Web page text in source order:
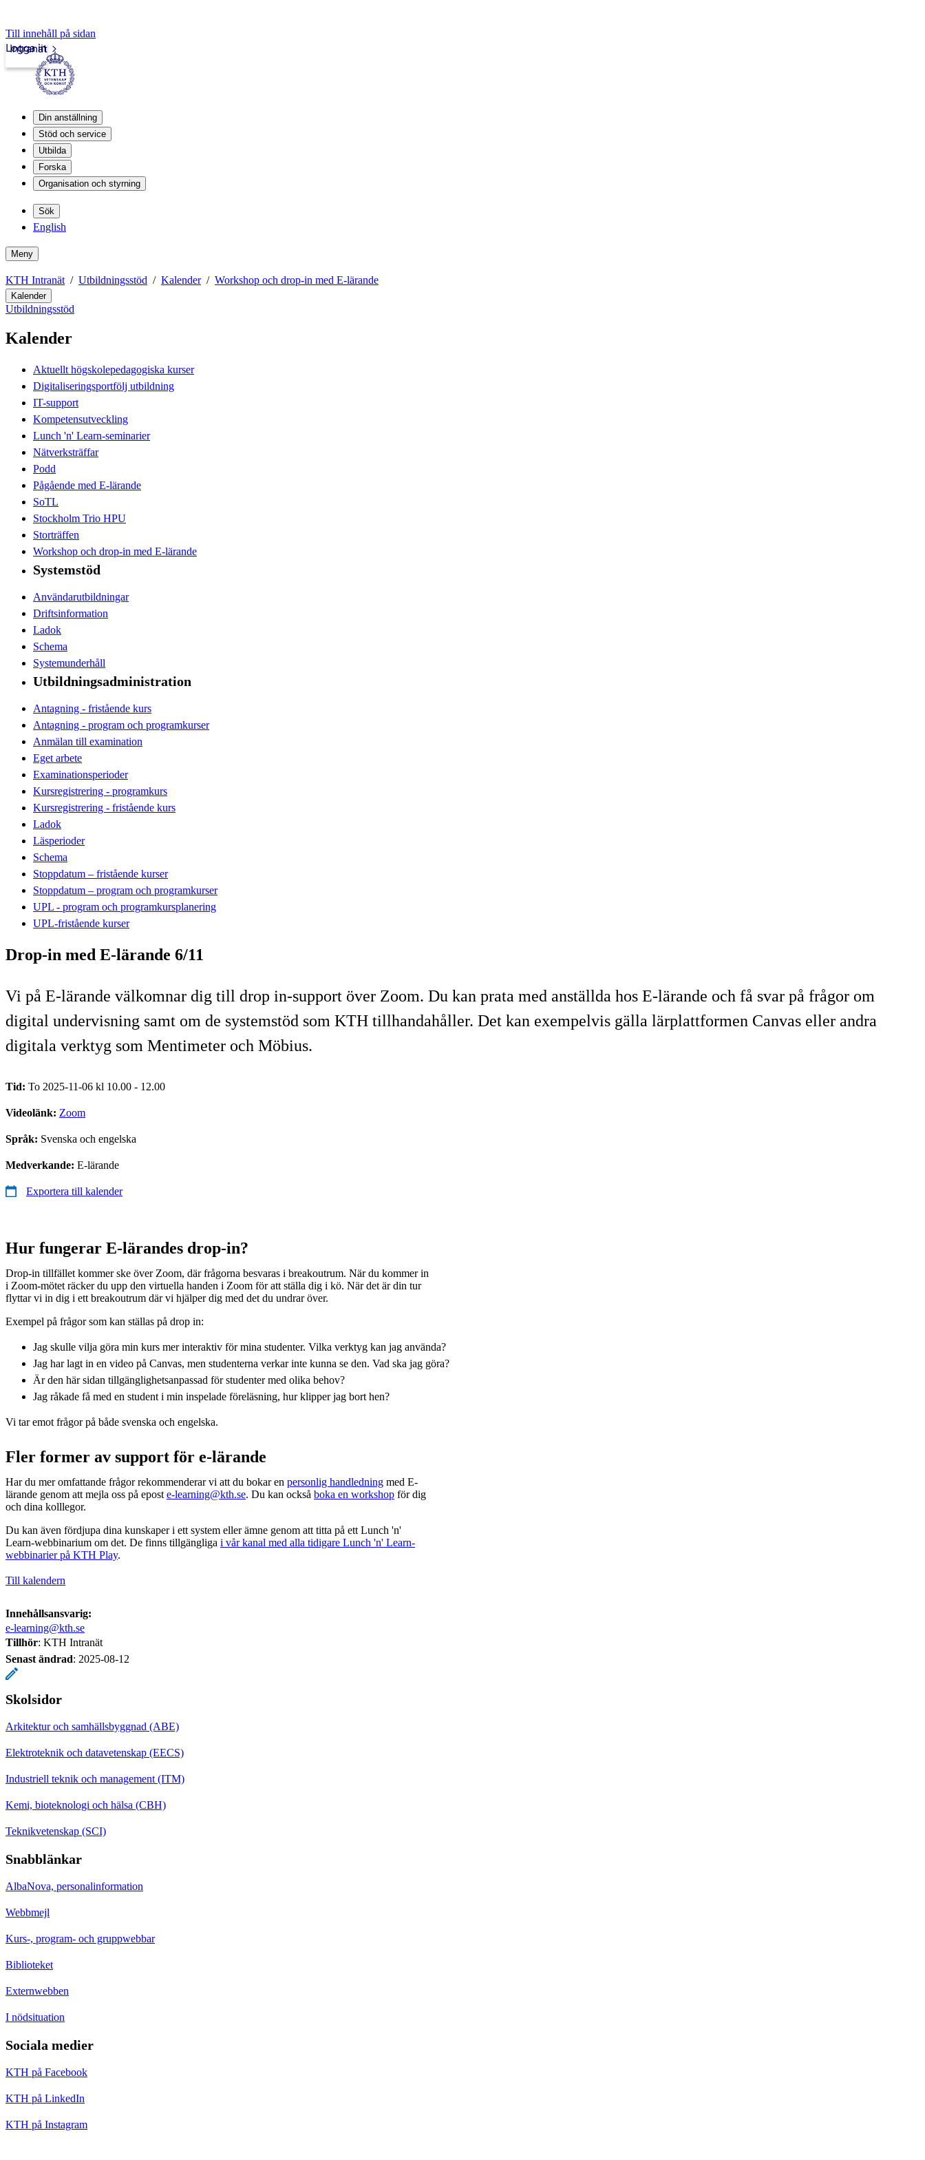
Till innehåll på sidan
Intranät
Logga in
Din anställning
Stöd och service
Utbilda
Forska
Organisation och styrning
Sök
English
Meny
KTH Intranät Utbildningsstöd Kalender Workshop och drop-in med E-lärande
Kalender
Utbildningsstöd
Kalender
Aktuellt högskolepedagogiska kurser
Digitaliseringsportfölj utbildning
IT-support
Kompetensutveckling
Lunch 'n' Learn-seminarier
Nätverksträffar
Podd
Pågående med E-lärande
SoTL
Stockholm Trio HPU
Storträffen
Workshop och drop-in med E-lärande
Systemstöd
Användarutbildningar
Driftsinformation
Ladok
Schema
Systemunderhåll
Utbildningsadministration
Antagning - fristående kurs
Antagning - program och programkurser
Anmälan till examination
Eget arbete
Examinationsperioder
Kursregistrering - programkurs
Kursregistrering - fristående kurs
Ladok
Läsperioder
Schema
Stoppdatum – fristående kurser
Stoppdatum – program och programkurser
UPL - program och programkursplanering
UPL-fristående kurser
Drop-in med E-lärande 6/11
Vi på E-lärande välkomnar dig till drop in-support över Zoom. Du kan prata med anställda hos E-lärande och få svar på frågor om
digital undervisning samt om de systemstöd som KTH tillhandahåller. Det kan exempelvis gälla lärplattformen Canvas eller andra
digitala verktyg som Mentimeter och Möbius.
Tid: To 2025-11-06 kl 10.00 - 12.00
Videolänk: Zoom
Språk: Svenska och engelska
Medverkande: E-lärande
Exportera till kalender
Hur fungerar E-lärandes drop-in?
Drop-in tillfället kommer ske över Zoom, där frågorna besvaras i breakoutrum. När du kommer in
i Zoom-mötet räcker du upp den virtuella handen i Zoom för att ställa dig i kö. När det är din tur
flyttar vi in dig i ett breakoutrum där vi hjälper dig med det du undrar över.
Exempel på frågor som kan ställas på drop in:
Jag skulle vilja göra min kurs mer interaktiv för mina studenter. Vilka verktyg kan jag använda?
Jag har lagt in en video på Canvas, men studenterna verkar inte kunna se den. Vad ska jag göra?
Är den här sidan tillgänglighetsanpassad för studenter med olika behov?
Jag råkade få med en student i min inspelade föreläsning, hur klipper jag bort hen?
Vi tar emot frågor på både svenska och engelska.
Fler former av support för e-lärande
Har du mer omfattande frågor rekommenderar vi att du bokar en personlig handledning med E-
lärande genom att mejla oss på epost e-learning@kth.se. Du kan också boka en workshop för dig
och dina kolllegor.
Du kan även fördjupa dina kunskaper i ett system eller ämne genom att titta på ett Lunch 'n'
Learn-webbinarium om det. De finns tillgängliga i vår kanal med alla tidigare Lunch 'n' Learn-
webbinarier på KTH Play.
Till kalendern
Innehållsansvarig:
e-learning@kth.se
Tillhör: KTH Intranät
Senast ändrad: 2025-08-12
Skolsidor
Arkitektur och samhällsbyggnad (ABE)
Elektroteknik och datavetenskap (EECS)
Industriell teknik och management (ITM)
Kemi, bioteknologi och hälsa (CBH)
Teknikvetenskap (SCI)
Snabblänkar
AlbaNova, personalinformation
Webbmejl
Kurs-, program- och gruppwebbar
Biblioteket
Externwebben
I nödsituation
Sociala medier
KTH på Facebook
KTH på LinkedIn
KTH på Instagram